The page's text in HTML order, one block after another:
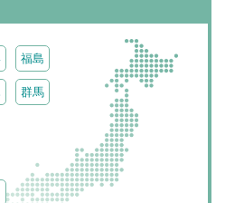
福島
群馬